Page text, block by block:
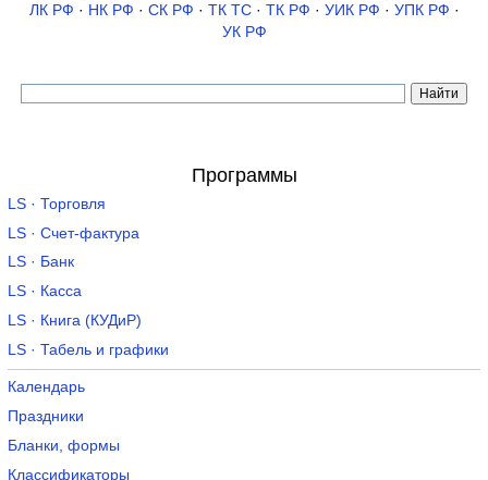
ЛК РФ · НК РФ · СК РФ · ТК TC· ТК РФ · УИК РФ · УПК РФ ·
УК РФ
Программы
LS · Торговля
LS · Счет-фактура
LS · Банк
LS · Касса
LS · Книга (КУДиР)
LS · Табель и графики
Календарь
Праздники
Бланки, формы
Классификаторы